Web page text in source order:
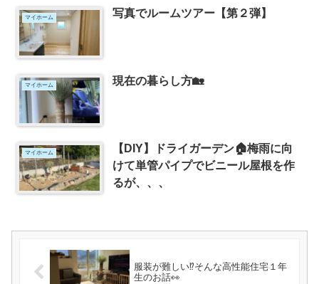
マイホーム 写真でルームツアー【第２弾】
マイホーム 現在の暮らし方🏡
マイホーム
【DIY】ドライガーデン🏠梅雨に向
けて単管パイプでビニール屋根を作
るが、、、
服装が難しい⁉そんな高性能住宅１年
生のお話👀